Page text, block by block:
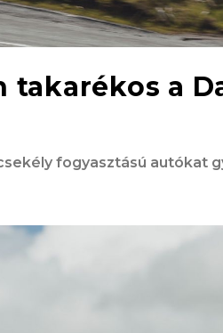
a
fogyasztású autókat